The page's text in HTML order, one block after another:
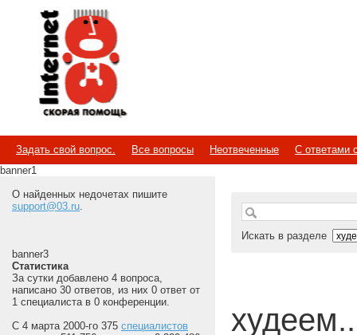
Internet
Скорая помощь
Задать свой вопрос. Все вопросы Неотвеченные
С ответами
banner1
О найденных недочетах пишите
support@03.ru.
banner3
Статистика
За сутки добавлено 4 вопроса,
написано 30 ответов, из них 0 ответ от
1 специалиста в 0 конференции.
С 4 марта 2000-го 375 специалистов
Искать в разделе